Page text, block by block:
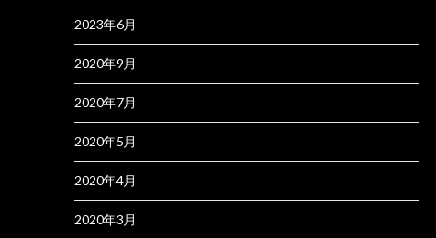
2023年6月
2020年9月
2020年7月
2020年5月
2020年4月
2020年3月